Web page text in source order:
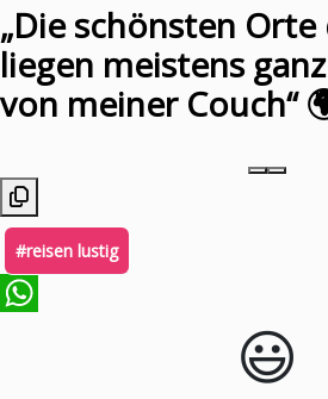
„Die schönsten
liegen meistens
von meiner Couch“
#reisen lustig
😃️